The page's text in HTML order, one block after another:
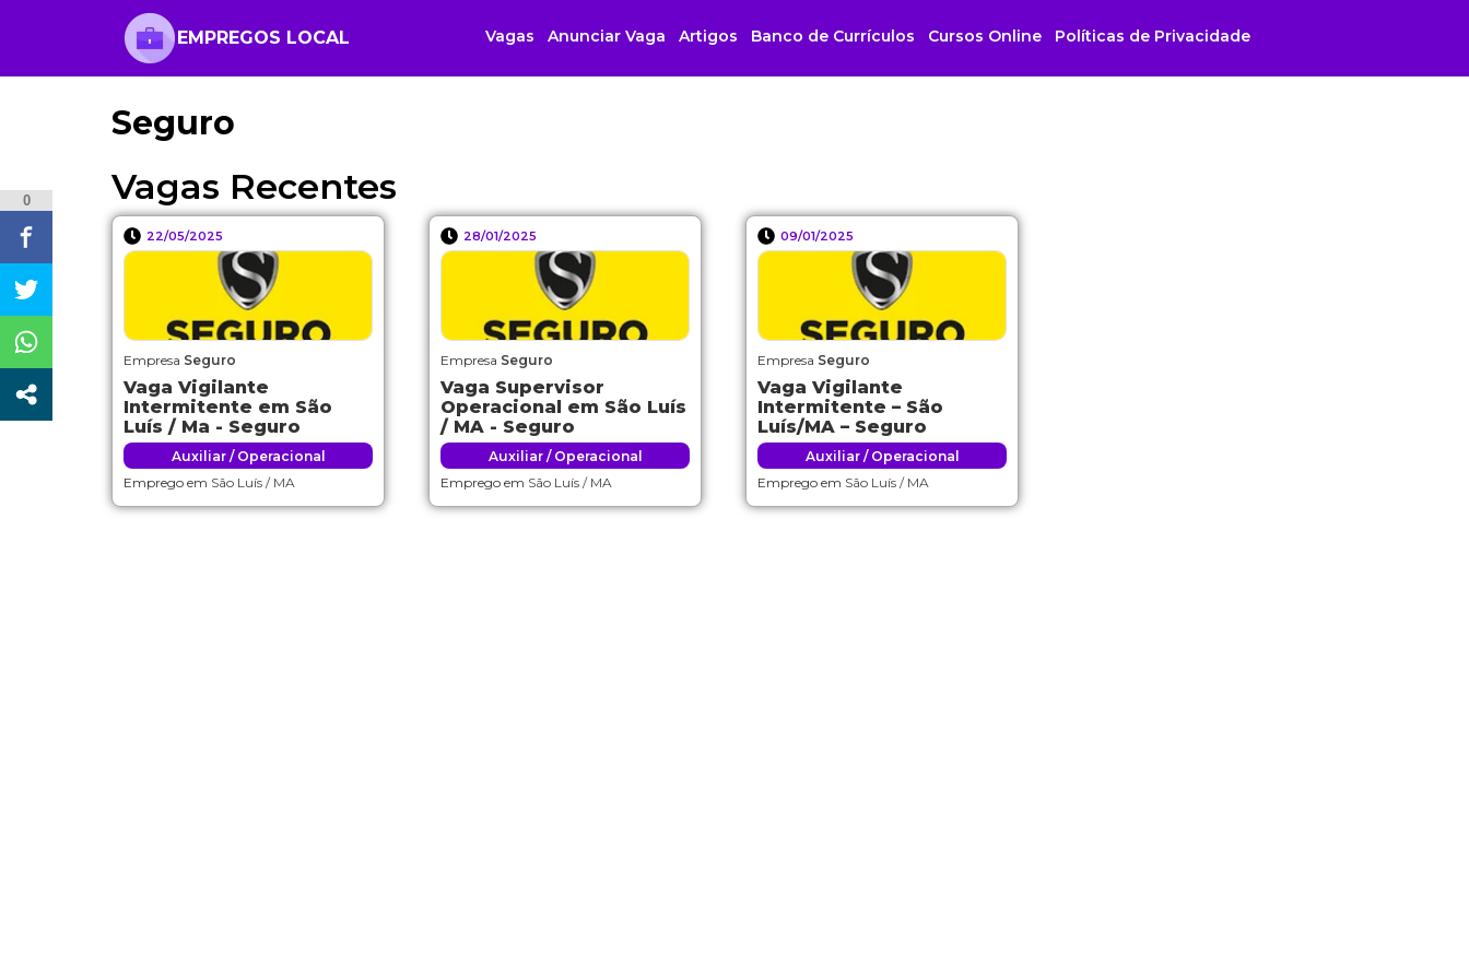
EMPREGOS LOCAL Vagas Anunciar Vaga Artigos Banco de Currículos Cursos Online Políticas de Privacidade
Seguro
Vagas Recentes
22/05/2025
Empresa Seguro
Vaga Vigilante
Intermitente em São
Luís / Ma - Seguro
Auxiliar / Operacional
Emprego em São Luís / MA
28/01/2025
Empresa Seguro
Vaga Supervisor
Operacional em São Luís
/ MA - Seguro
Auxiliar / Operacional
Emprego em São Luís / MA
09/01/2025
Empresa Seguro
Vaga Vigilante
Intermitente – São
Luís/MA – Seguro
Auxiliar / Operacional
Emprego em São Luís / MA
0